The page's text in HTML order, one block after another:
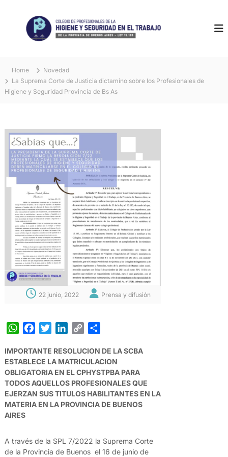
Home
Novedad
La Suprema Corte de Justicia dictamino sobre los Profesionales de
Higiene y Seguridad Provincia de Bs As
22 junio, 2022 Prensa y difusión
W
a
t
s
A
p
p
c
e
b
o
o
i
t
t
e
r
n
k
e
d
I
p
y
L
i
n
a
r
e
IMPORTANTE RESOLUCION DE LA SCBA
ESTABLECE LA MATRICULACION
OBLIGATORIA EN EL CPHYSTPBA PARA
TODOS AQUELLOS PROFESIONALES QUE
EJERZAN SUS TITULOS HABILITANTES EN LA
MATERIA EN LA PROVINCIA DE BUENOS
AIRES
A través de la SPL 7/2022 la Suprema Corte
de la Provincia de Buenos el 16 de junio de